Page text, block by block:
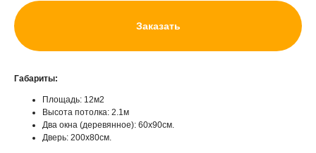
Заказать
Габариты:
Площадь: 12м2
Высота потолка: 2.1м
Два окна (деревянное): 60х90см.
Дверь: 200х80см.